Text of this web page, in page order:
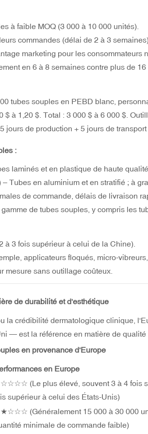
à faible MOQ (3 000 à 10 000 unités).
commandes (délai de 2 à 3
marketing pour les consommateurs
en 6 à 8 semaines contre plus de
tubes souples en PEBD blanc,
à 1,20 $. Total : 3 000 $ à 6 000 $.
de production + 5 jours de transport
:
laminés et en plastique de haute qualité.
Tubes en aluminium et en stratifié ; à
de commande, délais de livraison
de tubes souples, y compris les
à 3 fois supérieur à celui de la Chine).
applicateurs floqués, micro-
mesure sans outillage coûteux.
de durabilité et d'esthétique
la crédibilité dermatologique clinique,
— est la référence en matière de qualité
en provenance d'Europe
en Europe
(Le plus élevé, souvent 3 à 4 fois
supérieur à celui des États-Unis)
(Généralement 15 000 à 30 000
minimale de commande faible)